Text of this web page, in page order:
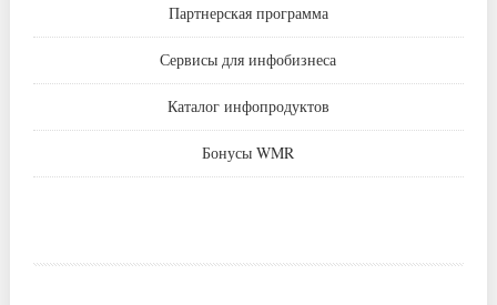
Партнерская программа
Сервисы для инфобизнеса
Каталог инфопродуктов
Бонусы WMR